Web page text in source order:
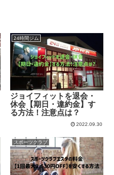
24時間ジム
ジョイフィットを退会・
休会【期日・違約金】す
る方法！注意点は？
2022.09.30
スポーツクラブ